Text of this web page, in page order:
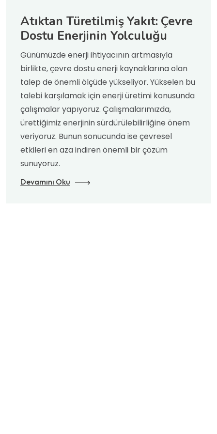
Atıktan Türetilmiş Yakıt: Çevre
Dostu Enerjinin Yolculuğu
Günümüzde enerji ihtiyacının artmasıyla
birlikte, çevre dostu enerji kaynaklarına olan
talep de önemli ölçüde yükseliyor. Yükselen bu
talebi karşılamak için enerji üretimi konusunda
çalışmalar yapıyoruz. Çalışmalarımızda,
ürettiğimiz enerjinin sürdürülebilirliğine önem
veriyoruz. Bunun sonucunda ise çevresel
etkileri en aza indiren önemli bir çözüm
sunuyoruz.
Devamını Oku